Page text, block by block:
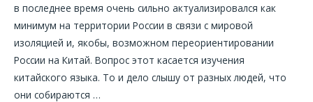
в последнее время очень сильно актуализировался как
минимум на территории России в связи с мировой
изоляцией и, якобы, возможном переориентировании
России на Китай. Вопрос этот касается изучения
китайского языка. То и дело слышу от разных людей, что
они собираются …